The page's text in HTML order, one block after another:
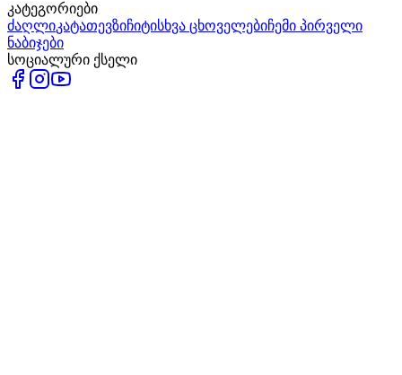
კატეგორიები
ძაღლიკატათევზიჩიტისხვა ცხოველებიჩემი პირველი
ნაბიჯები
სოციალური ქსელი